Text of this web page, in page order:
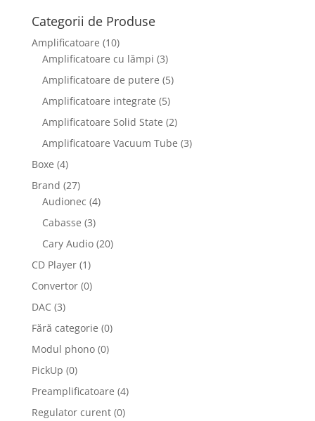
Categorii de Produse
Amplificatoare (10)
Amplificatoare cu lămpi (3)
Amplificatoare de putere (5)
Amplificatoare integrate (5)
Amplificatoare Solid State (2)
Amplificatoare Vacuum Tube (3)
Boxe (4)
Brand (27)
Audionec (4)
Cabasse (3)
Cary Audio (20)
CD Player (1)
Convertor (0)
DAC (3)
Fără categorie (0)
Modul phono (0)
PickUp (0)
Preamplificatoare (4)
Regulator curent (0)